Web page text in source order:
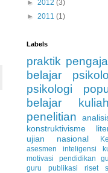
► 2012 (3)
► 2011 (1)
Labels
praktik
belajar
psikologi
belajar
kuliah
penelitian
konstruktivisme
ujian nasional
asesmen
inteligensi
motivasi
pendidikan
guru
publikasi riset